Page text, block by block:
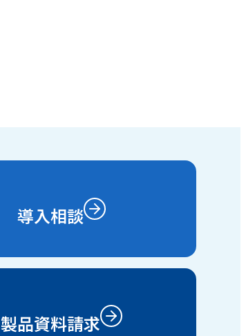
導入相談
製品資料請求